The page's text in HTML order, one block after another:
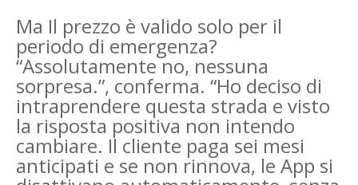
Ma Il prezzo è valido solo per il
periodo di emergenza?
“Assolutamente no, nessuna
sorpresa.”, conferma. “Ho deciso di
intraprendere questa strada e visto
la risposta positiva non intendo
cambiare. Il cliente paga sei mesi
anticipati e se non rinnova, le App si